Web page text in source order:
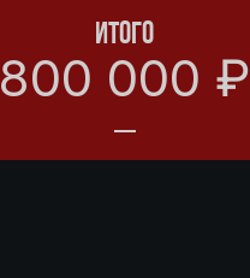
ИТОГО
800 000 ₽